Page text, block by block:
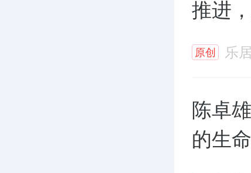
推进
原创 乐
陈卓
的生